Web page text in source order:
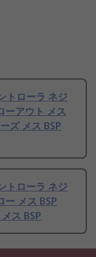
トローラ ネジ
ーアウト メス
ズ メス BSP
トローラ ネジ
ー メス BSP
ス BSP